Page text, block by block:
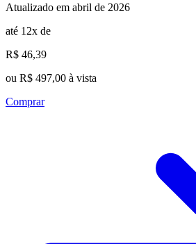
Atualizado em abril de 2026
até 12x de
R$ 46,39
ou R$ 497,00 à vista
Comprar